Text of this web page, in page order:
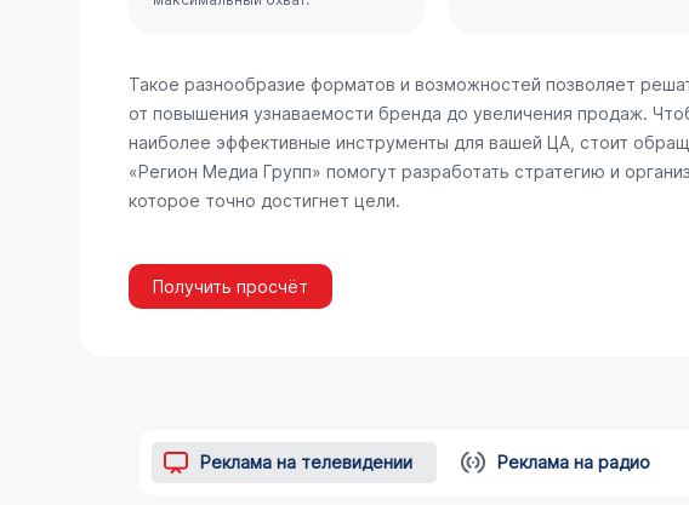
Такое разнообразие форматов и возможностей позволяет
от повышения узнаваемости бренда до увеличения продаж.
наиболее эффективные инструменты для вашей ЦА, стоит
«Регион Медиа Групп» помогут разработать стратегию и
которое точно достигнет цели.
Получить просчёт
Реклама на телевидении Реклама на радио